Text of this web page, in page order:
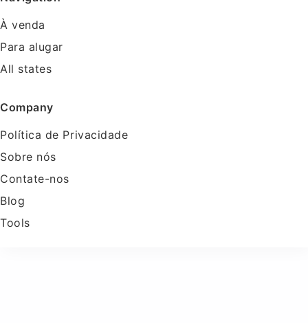
À venda
Para alugar
All states
Company
Política de Privacidade
Sobre nós
Contate-nos
Blog
Tools